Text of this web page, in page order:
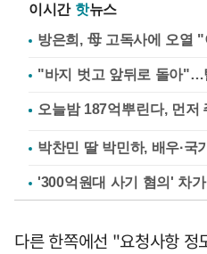
이시간 핫뉴스
방은희, 母 고독사에 오열
"바지 벗고 앞뒤로 돌아"…
박찬민 딸 박민하, 배우·국
'300억원대 사기 혐의' 차
다른 한쪽에선 "요청사항 정